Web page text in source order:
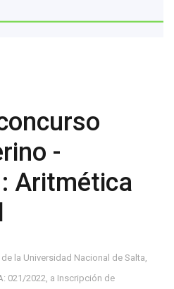
-
Aritmética
la Universidad Nacional de Salta,
021/2022, a Inscripción de